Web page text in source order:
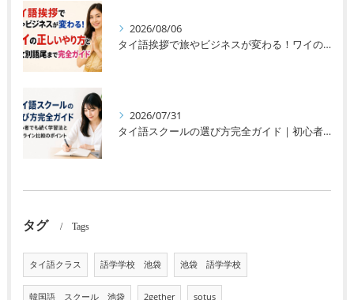
2026/08/06
タイ語挨拶で旅やビジネスが変わる！ワイの正しいやり方と男女別語尾まで完全ガイド
2026/07/31
タイ語スクールの選び方完全ガイド｜初心者でも続く学習法とオンライン比較のポイント
タグ Tags
タイ語クラス 語学学校 池袋 池袋 語学学校
韓国語 スクール 池袋 2gether sotus